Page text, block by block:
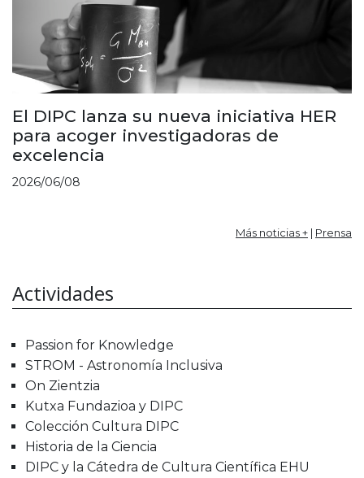
El DIPC lanza su nueva iniciativa HER
para acoger investigadoras de
excelencia
2026/06/08
Más noticias + | Prensa
Actividades
Passion for Knowledge
STROM - Astronomía Inclusiva
On Zientzia
Kutxa Fundazioa y DIPC
Colección Cultura DIPC
Historia de la Ciencia
DIPC y la Cátedra de Cultura Científica EHU